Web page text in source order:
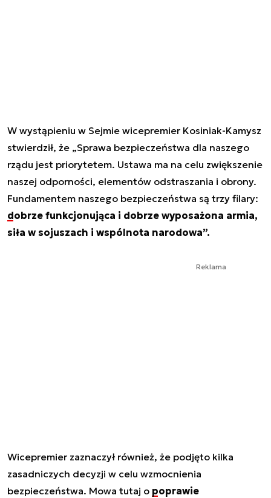
W wystąpieniu w Sejmie wicepremier Kosiniak-Kamysz
stwierdził, że „Sprawa bezpieczeństwa dla naszego
rządu jest priorytetem. Ustawa ma na celu zwiększenie
naszej odporności, elementów odstraszania i obrony.
Fundamentem naszego bezpieczeństwa są trzy filary:
dobrze funkcjonująca i dobrze wyposażona armia,
siła w sojuszach i wspólnota narodowa”.
Reklama
Wicepremier zaznaczył również, że podjęto kilka
zasadniczych decyzji w celu wzmocnienia
bezpieczeństwa. Mowa tutaj o poprawie